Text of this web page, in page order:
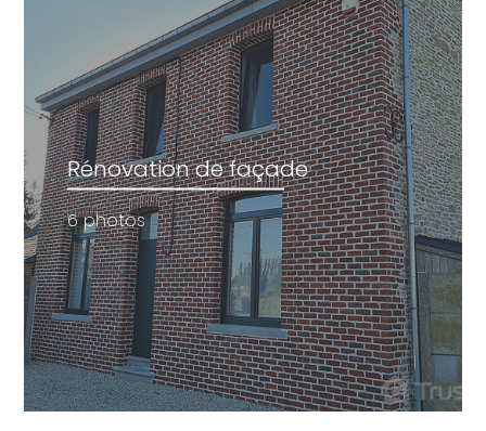
Rénovation de façade
6 photos